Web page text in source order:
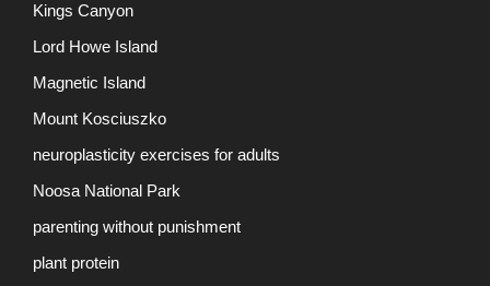
Kings Canyon
Lord Howe Island
Magnetic Island
Mount Kosciuszko
neuroplasticity exercises for adults
Noosa National Park
parenting without punishment
plant protein